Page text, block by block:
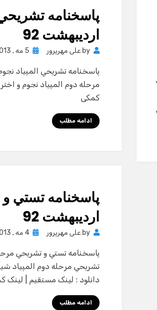
پاسخنامه
ارديبهشت 92
by علی مهرپرور
Posted
5 مه , 2013
کمکی
ادامه مطلب
پاسخنامه تستي
ارديبهشت 92
by علی مهرپرور
Posted
4 مه , 2013
دانلود : لینک مستقیم | لینک
ادامه مطلب